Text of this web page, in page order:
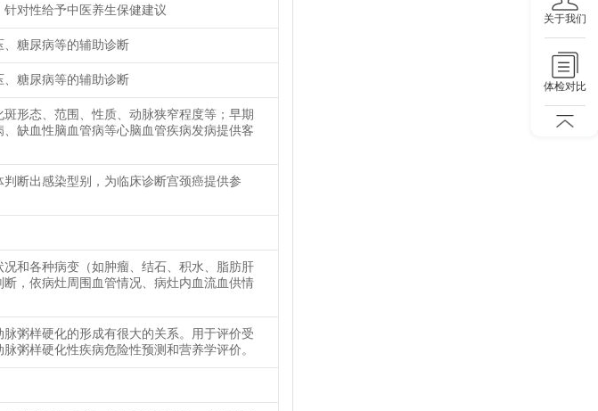
关于我们
体检对比
对性给予中医养生保健建议
糖尿病等的辅助诊断
糖尿病等的辅助诊断
形态、范围、性质、动脉狭窄程度等；早期
缺血性脑血管病等心脑血管疾病发病提供客
断出感染型别，为临床诊断宫颈癌提供参
和各种病变（如肿瘤、结石、积水、脂肪肝
，依病灶周围血管情况、病灶内血流血供情
粥样硬化的形成有很大的关系。用于评价受
粥样硬化性疾病危险性预测和营养学评价。